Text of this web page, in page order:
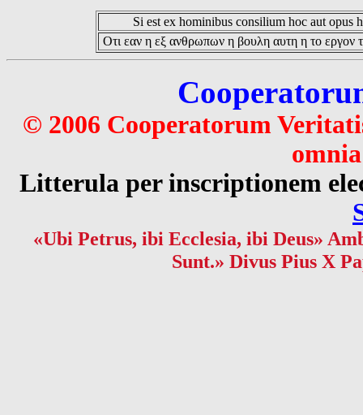
Si est ex hominibus consilium hoc aut opus
Οτι εαν η εξ ανθρωπων η βουλη αυτη η το εργον
© 2006 Cooperatorum
Litterula per inscriptionem
«Ubi Petrus, ibi Ecclesia, ibi Deus»
Sunt.» Divus Pius X